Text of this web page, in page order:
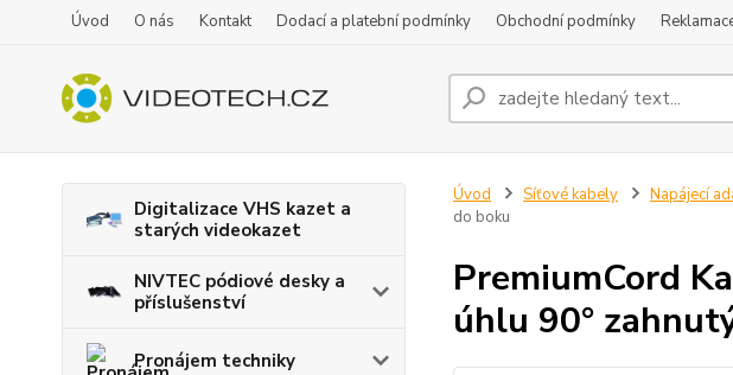
Úvod O nás Kontakt Dodací a platební podmínky Obchodní podmínky
Digitalizace VHS kazet a
starých videokazet
NIVTEC pódiové desky a
příslušenství
Pronájem techniky
Úvod Síťové kabely Napájecí
do boku
PremiumCord
úhlu 90°